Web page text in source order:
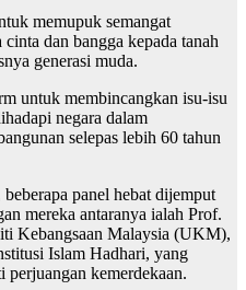
memupuk semangat
dan bangga kepada tanah
generasi muda.
untuk membincangkan isu-isu
negara dalam
selepas lebih 60 tahun
panel hebat dijemput
mereka antaranya ialah Prof.
Kebangsaan Malaysia (UKM),
Islam Hadhari, yang
perjuangan kemerdekaan.